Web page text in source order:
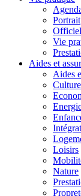
Portrait
Officiel
Vie
Aides et
Aides
Culture
Loisirs
Nature